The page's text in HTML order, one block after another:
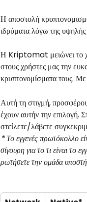
Η αποστολή
ιδρύματα λόγω της υψηλής
Η Kriptomat μειώνει το
στους χρήστες μας την
κρυπτονομίσματα τους.
Αυτή τη στιγμή,
έχουν αυτήν την επιλογή.
στείλετε/λάβετε
* Το εγγενές πρωτόκολλο
σίγουρη για το τι είναι το
ρωτήσετε την ομάδα